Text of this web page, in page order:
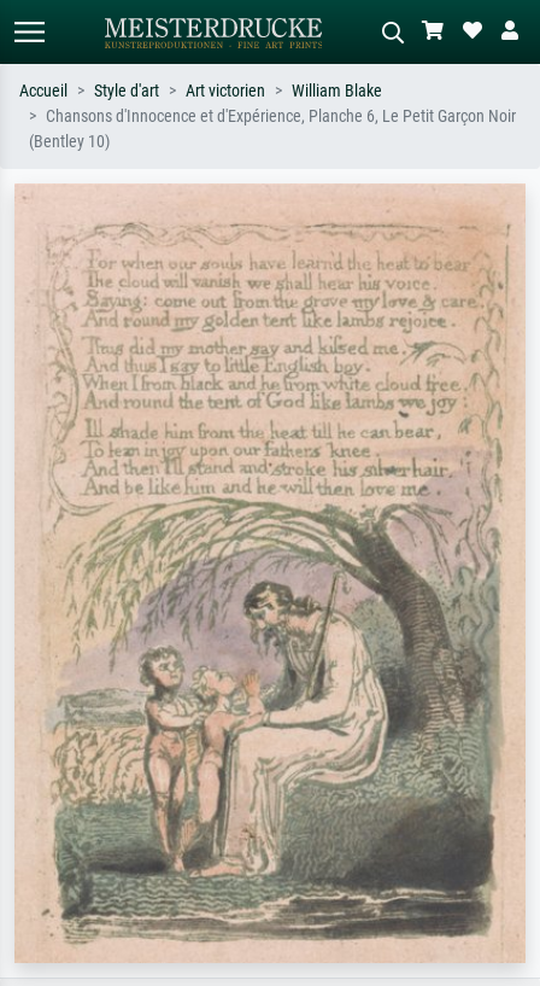
Recherche standard
impressionnisme, vague de Hokusai,
nu.
abstrait avec beaucoup de rouge,
tableau sombre, nu debout près d'un
arbre.
Accueil Style d'art Art victorien
William Blake
Chansons d'Innocence et d'Expérience, Planche 6, Le Petit Garçon Noir
(Bentley 10)